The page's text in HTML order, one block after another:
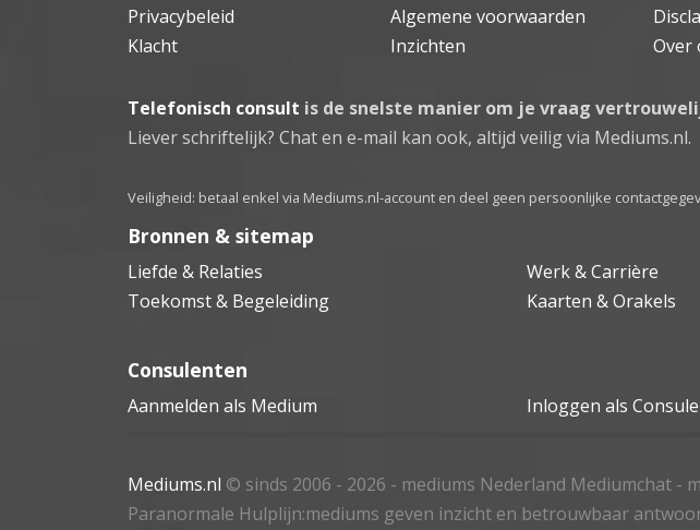
Privacybeleid
Algemene voorwaarden
Klacht
Inzichten Over
Telefonisch consult is de snelste manier om je vraag
Liever schriftelijk? Chat en e-mail kan ook, altijd veilig via Mediums.nl.
Veiligheid: betaal enkel via Mediums.nl-account en deel geen persoonlijke
Bronnen & sitemap
Liefde & Relaties Werk & Carrière
Toekomst & Begeleiding
Kaarten & Orakels
Consulenten
Aanmelden als Medium Inloggen als
Mediums.nl © sinds 2006 - 2026 - mediums Nederland Mediumchat -
Paranormale Hulplijn:mediums geven inzicht en betrouwbaar